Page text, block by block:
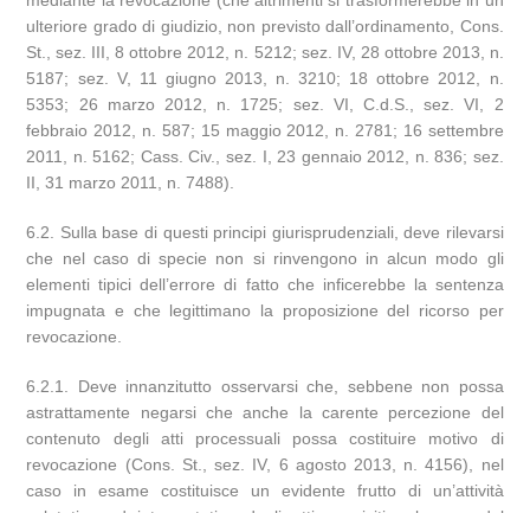
ulteriore grado di giudizio, non previsto dall’ordinamento, Cons.
St., sez. III, 8 ottobre 2012, n. 5212; sez. IV, 28 ottobre 2013, n.
5187; sez. V, 11 giugno 2013, n. 3210; 18 ottobre 2012, n.
5353; 26 marzo 2012, n. 1725; sez. VI, C.d.S., sez. VI, 2
febbraio 2012, n. 587; 15 maggio 2012, n. 2781; 16 settembre
2011, n. 5162; Cass. Civ., sez. I, 23 gennaio 2012, n. 836; sez.
II, 31 marzo 2011, n. 7488).
6.2. Sulla base di questi principi giurisprudenziali, deve rilevarsi
che nel caso di specie non si rinvengono in alcun modo gli
elementi tipici dell’errore di fatto che inficerebbe la sentenza
impugnata e che legittimano la proposizione del ricorso per
revocazione.
6.2.1. Deve innanzitutto osservarsi che, sebbene non possa
astrattamente negarsi che anche la carente percezione del
contenuto degli atti processuali possa costituire motivo di
revocazione (Cons. St., sez. IV, 6 agosto 2013, n. 4156), nel
caso in esame costituisce un evidente frutto di un’attività